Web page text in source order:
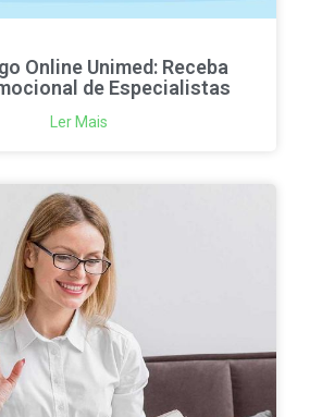
Online Unimed: Receba
de Especialistas
Ler Mais